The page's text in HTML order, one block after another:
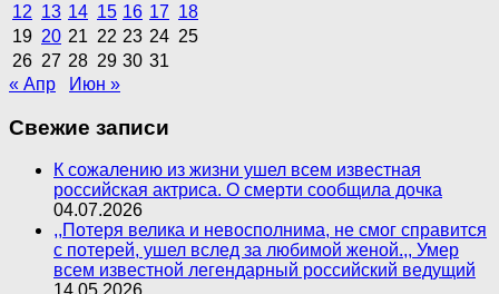
12 13 14 15 16 17 18
19 20 21 22 23 24 25
26 27 28 29 30 31
« Апр
Июн »
Свежие записи
К сожалению из жизни ушел всем известная
российская актриса. О смерти сообщила дочка
04.07.2026
,,Потеря велика и невосполнима, не смог справится
с потерей, ушел вслед за любимой женой.,, Умер
всем известной легендарный российский ведущий